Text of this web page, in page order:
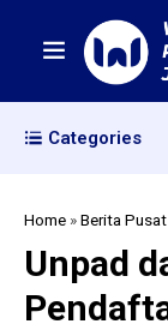
Categories
Home »Berita Pusat
Unpad